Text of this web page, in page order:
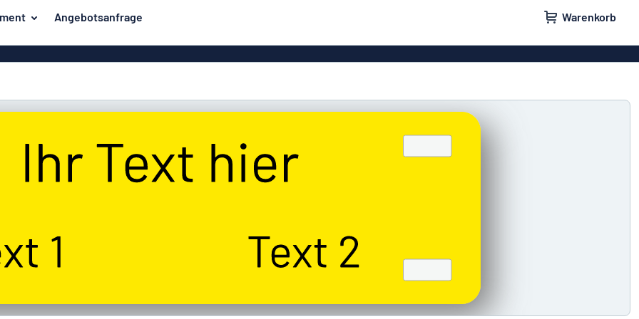
Angebotsanfrage Warenkorb
PVC-Schilder
Klebebuchstaben
Aluminiumschilder im
Aluminiumschilder
Aluminiumverbund-
Hausschilder Türschilder
Parkplatzschilder
Magnetschilder
Klingelschilder